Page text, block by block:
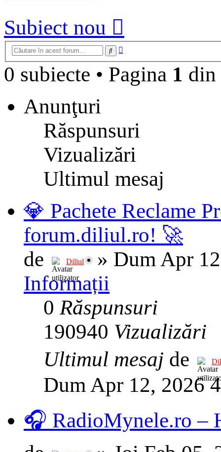
Subiect nou
Căutare
0 subiecte • Pagina 1 din
Anunţuri
Răspunsuri
Vizualizări
Ultimul mesaj
💎 Pachete Reclame
forum.diliul.ro! 🚀
de
Diliul » Dum Apr
Informații
0Răspunsuri
190940 Vizualizări
Ultimul mesaj de
Dum Apr 12, 2026
🎧 RadioMynele.ro –